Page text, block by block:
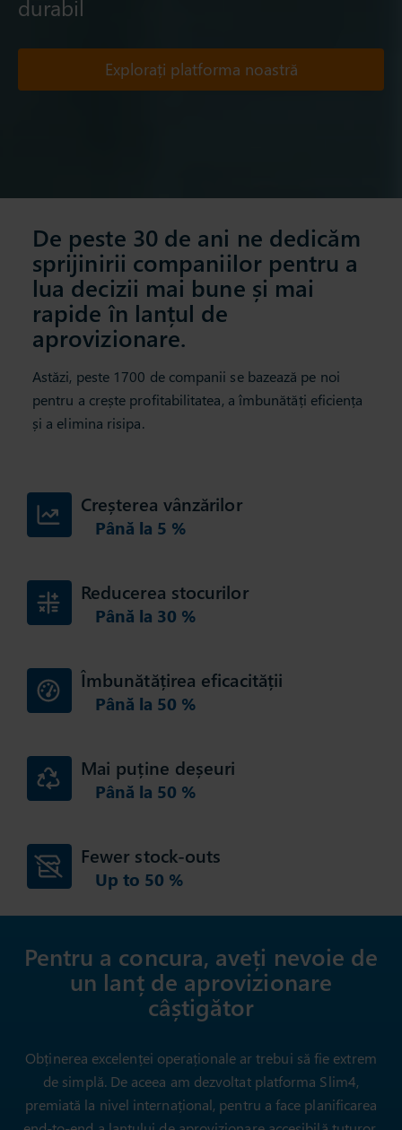
durabil
Explorați platforma noastră
De peste 30 de ani ne dedicăm
sprijinirii companiilor pentru a
lua decizii mai bune și mai
rapide în lanțul de
aprovizionare.
Astăzi, peste 1700 de companii se bazează pe noi
pentru a crește profitabilitatea, a îmbunătăți eficiența
și a elimina risipa.
Creșterea vânzărilor
Până la 5 %
Reducerea stocurilor
Până la 30 %
Îmbunătățirea eficacității
Până la 50 %
Mai puține deșeuri
Până la 50 %
Fewer stock-outs
Up to 50 %
Pentru a concura, aveți nevoie de
un lanț de aprovizionare
câștigător
Obținerea excelenței operaționale ar trebui să fie extrem
de simplă. De aceea am dezvoltat platforma Slim4,
premiată la nivel internațional, pentru a face planificarea